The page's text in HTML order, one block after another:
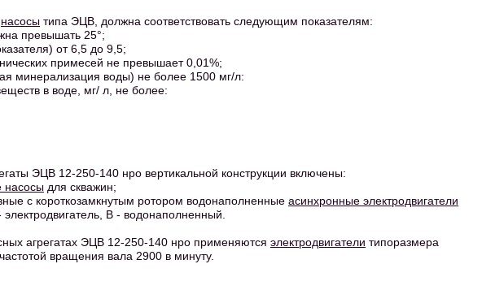
насосы типа ЭЦВ, должна соответствовать следующим показателям:
превышать 25°;
от 6,5 до 9,5;
примесей не превышает 0,01%;
минерализация воды) не более 1500 мг/л:
в воде, мг/ л, не более:
ЭЦВ 12-250-140 нро вертикальной конструкции включены:
насосы для скважин;
с короткозамкнутым ротором водонаполненные асинхронные электродвигатели
В - водонаполненный.
агрегатах ЭЦВ 12-250-140 нро применяются электродвигатели типоразмера
вращения вала 2900 в минуту.